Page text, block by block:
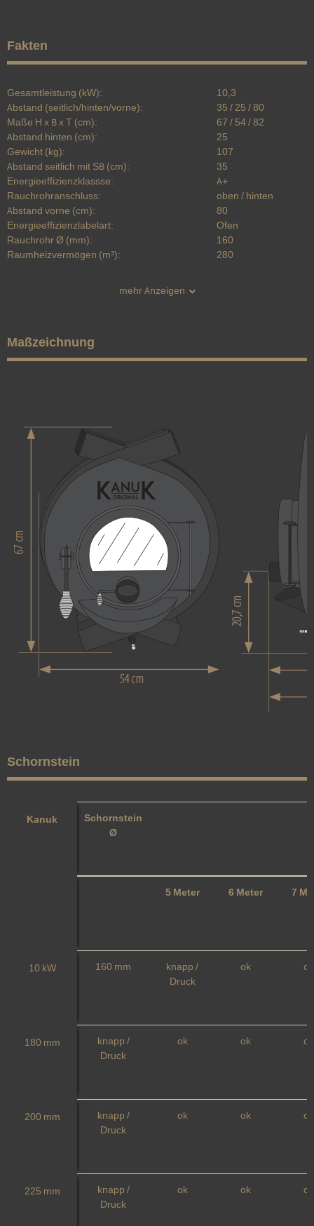
Fakten
Gesamtleistung (kW):
10,3
Abstand (seitlich/hinten/vorne):
35 / 25 / 80
Maße H x B x T (cm):
67 / 54 / 82
Abstand hinten (cm):
25
Gewicht (kg):
107
Abstand seitlich mit SB (cm):
35
Energieeffizienzklassse:
A+
Rauchrohranschluss:
oben / hinten
Abstand vorne (cm):
80
Energieeffizienzlabelart:
Ofen
Rauchrohr Ø (mm):
160
Raumheizvermögen (m³):
280
mehr Anzeigen
Maßzeichnung
Schornstein
Kanuk
Schornstein
Ø
5 Meter 6 Meter 7
10 kW 160 mm
knapp /
Druck
ok ok
180 mm
knapp /
Druck
ok ok ok
200 mm
knapp /
Druck
ok ok ok
225 mm
knapp /
Druck
ok ok ok